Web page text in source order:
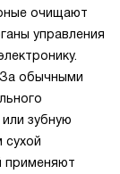
очищают
управления
обычными
зубную
сухой
применяют